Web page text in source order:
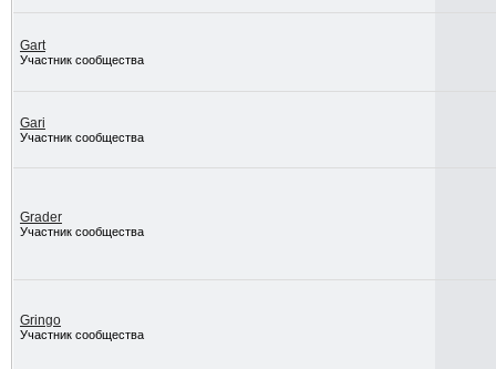
Gart
Участник сообщества
Gari
Участник сообщества
Grader
Участник сообщества
Gringo
Участник сообщества